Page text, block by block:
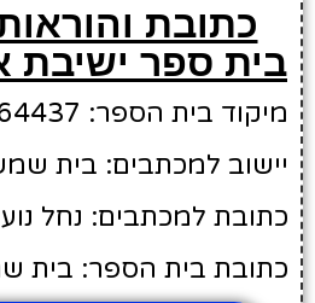
כתובת
בית ספר ישיבת
מיקוד בית הספר: 9964437
יישוב למכתבים: בית
כתובת למכתבים: נחל נועם
כתובת בית הספר: בית